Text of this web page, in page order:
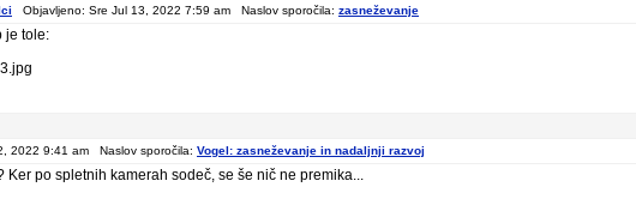
Objavljeno: Sre Jul 13, 2022 7:59 am Naslov sporočila: zasneževanje
je tole:
2022 9:41 am Naslov sporočila: Vogel: zasneževanje in nadaljnji razvoj
po spletnih kamerah sodeč, se še nič ne premika...